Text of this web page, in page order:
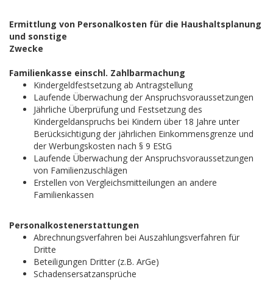
Ermittlung von Personalkosten für die Haushaltsplanung
und sonstige
Zwecke
Familienkasse einschl. Zahlbarmachung
Kindergeldfestsetzung ab Antragstellung
Laufende Überwachung der Anspruchsvoraussetzungen
Jährliche Überprüfung und Festsetzung des
Kindergeldanspruchs bei Kindern über 18 Jahre unter
Berücksichtigung der jährlichen Einkommensgrenze und
der Werbungskosten nach § 9 EStG
Laufende Überwachung der Anspruchsvoraussetzungen
von Familienzuschlägen
Erstellen von Vergleichsmitteilungen an andere
Familienkassen
Personalkostenerstattungen
Abrechnungsverfahren bei Auszahlungsverfahren für
Dritte
Beteiligungen Dritter (z.B. ArGe)
Schadensersatzansprüche